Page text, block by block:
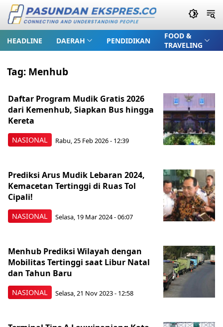
HEADLINE DAERAH PENDIDIKAN
FOOD &
TRAVELING
Tag: Menhub
NASIONAL
Daftar Program Mudik Gratis 2026
dari Kemenhub, Siapkan Bus hingga
Kereta
Rabu, 25 Feb 2026 - 12:39
NASIONAL
Prediksi Arus Mudik Lebaran 2024,
Kemacetan Tertinggi di Ruas Tol
Cipali!
Selasa, 19 Mar 2024 - 06:07
NASIONAL
Menhub Prediksi Wilayah dengan
Mobilitas Tertinggi saat Libur Natal
dan Tahun Baru
Selasa, 21 Nov 2023 - 12:58